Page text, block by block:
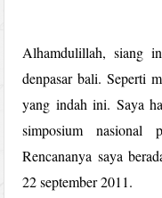
Alhamdulillah, siang
denpasar bali. Seperti
yang indah ini. Saya
simposium nasional
Rencananya saya
22 september 2011.